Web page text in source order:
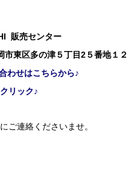
販売センター
東区多の津５丁目2５番地１２
わせはこちらから♪
リック♪
ご連絡くださいませ。